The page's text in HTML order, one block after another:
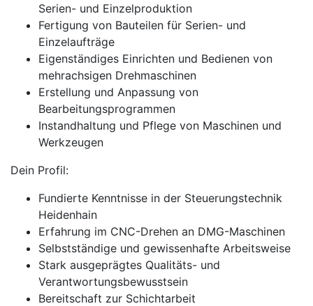
Serien- und Einzelproduktion
Fertigung von Bauteilen für Serien- und
Einzelaufträge
Eigenständiges Einrichten und Bedienen von
mehrachsigen Drehmaschinen
Erstellung und Anpassung von
Bearbeitungsprogrammen
Instandhaltung und Pflege von Maschinen und
Werkzeugen
Dein Profil:
Fundierte Kenntnisse in der Steuerungstechnik
Heidenhain
Erfahrung im CNC-Drehen an DMG-Maschinen
Selbstständige und gewissenhafte Arbeitsweise
Stark ausgeprägtes Qualitäts- und
Verantwortungsbewusstsein
Bereitschaft zur Schichtarbeit